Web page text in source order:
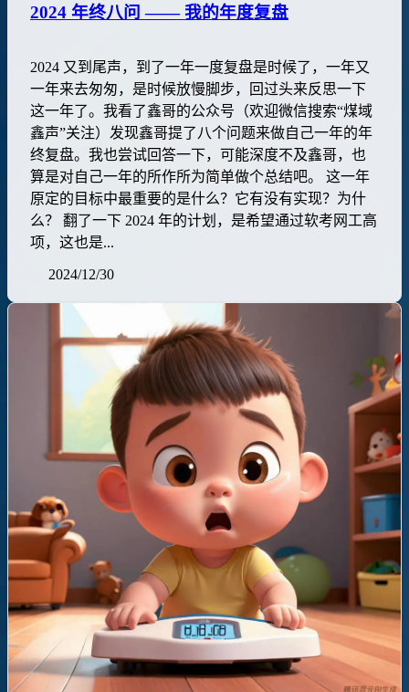
2024 年终八问 —— 我的年度复盘
2024 又到尾声，到了一年一度复盘是时候了，一年又
一年来去匆匆，是时候放慢脚步，回过头来反思一下
这一年了。我看了鑫哥的公众号（欢迎微信搜索“煤域
鑫声”关注）发现鑫哥提了八个问题来做自己一年的年
终复盘。我也尝试回答一下，可能深度不及鑫哥，也
算是对自己一年的所作所为简单做个总结吧。 这一年
原定的目标中最重要的是什么？它有没有实现？为什
么？ 翻了一下 2024 年的计划，是希望通过软考网工高
项，这也是...
2024/12/30